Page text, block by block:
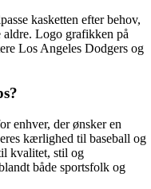
kasketten efter behov,
Logo grafikken på
Los Angeles Dodgers og
enhver, der ønsker en
kærlighed til baseball og
kvalitet, stil og
både sportsfolk og